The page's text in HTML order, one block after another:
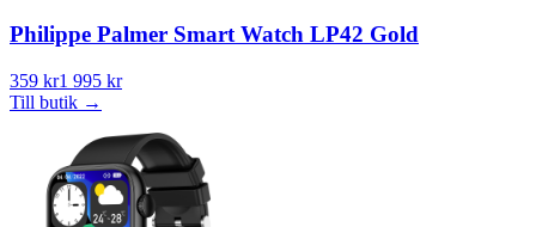
Philippe Palmer Smart Watch LP42 Gold
359 kr1 995 kr
Till butik →